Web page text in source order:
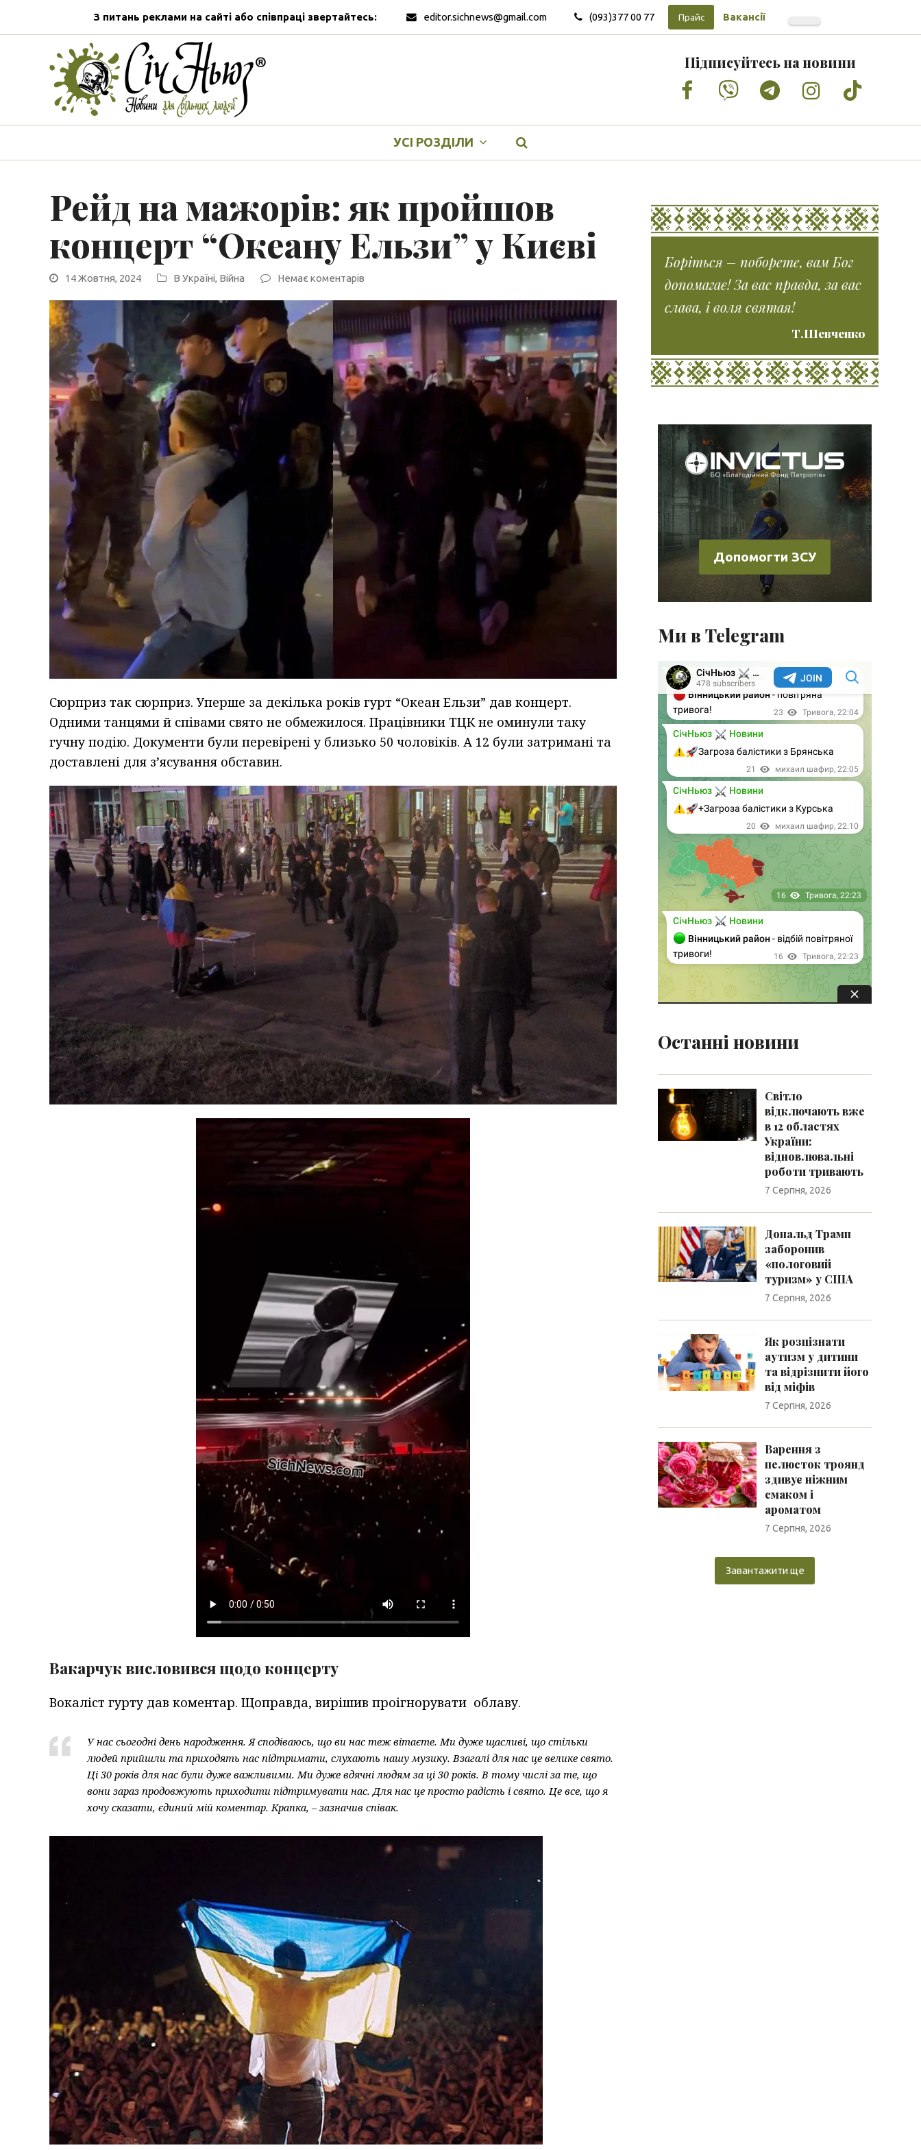
З питань реклами на сайті або співпраці звертайтесь: editor.sichnews@gmail.com (093)377 00 77 Прайс Вакансії
Підписуйтесь на новини
Facebook
VimeoTumblrInstagram
Tiktok
УСІ РОЗДІЛИ
Рейд на мажорів: як пройшов
концерт “Океану Ельзи” у Києві
14 Жовтня, 2024 В Україні, Війна Немає коментарів
Сюрприз так сюрприз. Уперше за декілька років гурт “Океан Ельзи” дав концерт.
Одними танцями й співами свято не обмежилося. Працівники ТЦК не оминули таку
гучну подію. Документи були перевірені у близько 50 чоловіків. А 12 були затримані та
доставлені для з’ясування обставин.
Вакарчук висловився щодо концерту
Вокаліст гурту дав коментар. Щоправда, вирішив проігнорувати облаву.
У нас сьогодні день народження. Я сподіваюсь, що ви нас теж вітаєте. Ми дуже щасливі, що стільки
людей прийшли та приходять нас підтримати, слухають нашу музику. Взагалі для нас це велике свято.
Ці 30 років для нас були дуже важливими. Ми дуже вдячні людям за ці 30 років. В тому числі за те, що
вони зараз продовжують приходити підтримувати нас. Для нас це просто радість і свято. Це все, що я
хочу сказати, єдиний мій коментар. Крапка, – зазначив співак.
Боріться – поборете, вам Бог
допомагає! За вас правда, за вас
слава, і воля святая!
Т.Шевченко
Допомогти ЗСУ
Ми в Telegram
Останні новини
Світло
відключають вже
в 12 областях
України:
відновлювальні
роботи тривають
7 Серпня, 2026
Дональд Трамп
заборонив
«пологовий
туризм» у США
7 Серпня, 2026
Як розпізнати
аутизм у дитини
та відрізнити його
від міфів
7 Серпня, 2026
Варення з
пелюсток троянд
здивує ніжним
смаком і
ароматом
7 Серпня, 2026
Завантажити ще